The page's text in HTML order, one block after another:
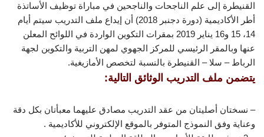
القنيطرة إلى علم الناجحات والناجحين في مباراة توظيف الأساتذة
أطر الأكاديمية (دورة دجنبر 2018) أن إيداع ملف التدريب سيتم أيام
14، 15 و16 يناير 2019 بمقرات التكوين الواردة في اللوائح المعلن
عنها وبالمقر الرئيسي للمركز الجهوي لمهن التربية والتكوين لجهة
الرباط – سلا – القنيطرة بالنسبة لتخصص الأمازيغية.
يتضمن ملف التدريب الوثائق التالية:
– نسختان أصليتان من عقد التدريب مصادق عليهما معبأتان بكل دقة
وعناية وفق النموذج المتوفر بالموقع الإلكتروني للأكاديمية .